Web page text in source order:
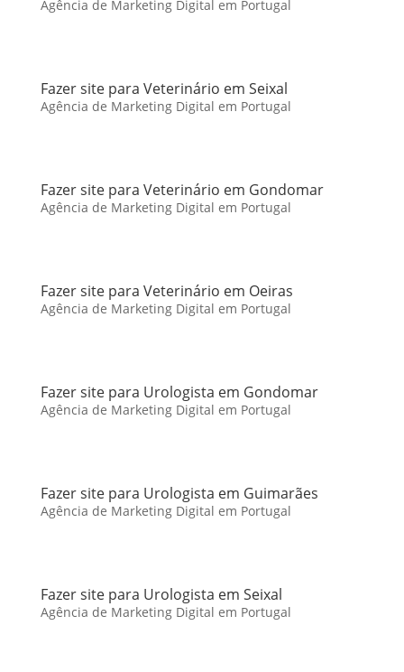
Agência de Marketing Digital em Portugal
Fazer site para Veterinário em Seixal
Agência de Marketing Digital em Portugal
Fazer site para Veterinário em Gondomar
Agência de Marketing Digital em Portugal
Fazer site para Veterinário em Oeiras
Agência de Marketing Digital em Portugal
Fazer site para Urologista em Gondomar
Agência de Marketing Digital em Portugal
Fazer site para Urologista em Guimarães
Agência de Marketing Digital em Portugal
Fazer site para Urologista em Seixal
Agência de Marketing Digital em Portugal